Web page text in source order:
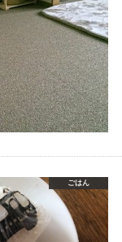
ごはん